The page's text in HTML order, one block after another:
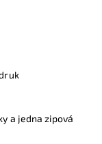
a jedna zipová